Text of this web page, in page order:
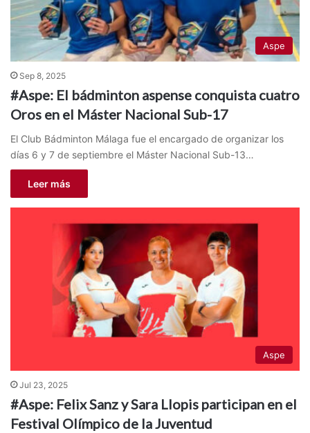
Aspe
Sep 8, 2025
#Aspe: El bádminton aspense conquista cuatro
Oros en el Máster Nacional Sub-17
El Club Bádminton Málaga fue el encargado de organizar los
días 6 y 7 de septiembre el Máster Nacional Sub-13…
Leer más
Aspe
Jul 23, 2025
#Aspe: Felix Sanz y Sara Llopis participan en el
Festival Olímpico de la Juventud